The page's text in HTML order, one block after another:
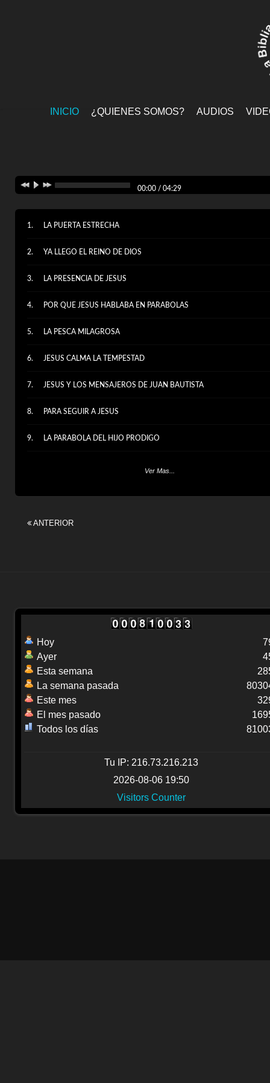
INICIO ¿QUIENES SOMOS? AUDIOS
00:00 / 04:29
LA PUERTA ESTRECHA
YA LLEGO EL REINO DE DIOS
LA PRESENCIA DE JESUS
POR QUE JESUS HABLABA EN PARABOLAS
LA PESCA MILAGROSA
JESUS CALMA LA TEMPESTAD
JESUS Y LOS MENSAJEROS DE JUAN BAUTISTA
PARA SEGUIR A JESUS
LA PARABOLA DEL HIJO PRODIGO
Ver Mas...
ANTERIOR
Hoy
Ayer
Esta semana
La semana pasada
Este mes
El mes pasado
Todos los días
Tu IP: 216.73.216.213
2026-08-06 19:50
Visitors Counter